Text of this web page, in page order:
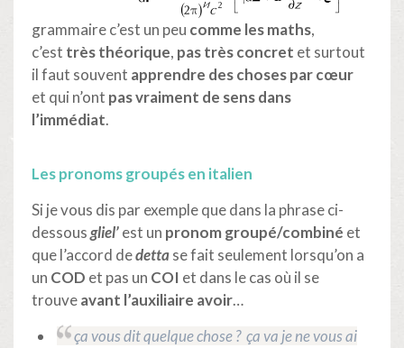
grammaire c’est un peu comme les maths,
c’est très théorique, pas très concret et surtout
il faut souvent apprendre des chosespar cœur
et qui n’ont pas vraiment de sensdans
l’immédiat.
Les pronoms groupés en italien
Si je vous dis par exemple que dans la phrase ci-
dessousgliel’est un pronom groupé/combiné et
que l’accord dedettase fait seulement lorsqu’on a
un COD et pas un COI et dans le cas où il se
trouveavant l’auxiliaire avoir…
ça vous dit quelque chose ? ça va je ne vous ai